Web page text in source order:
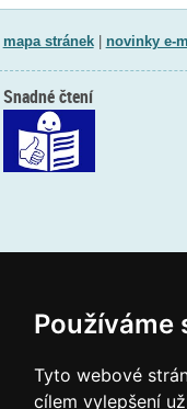
Používáme
Tyto webové
cílem vylepšení
mapa stránek| novinky e-
Snadné čtení